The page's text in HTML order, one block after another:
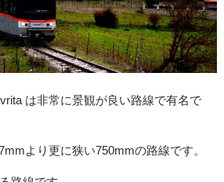
は非常に景観が良い路線で有名で
より更に狭い750mmの路線です。